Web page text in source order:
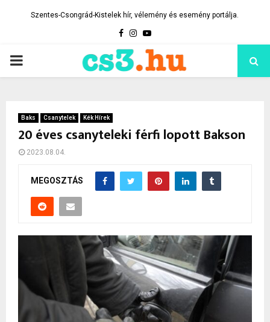
Szentes-Csongrád-Kistelek hír, vélemény és esemény portálja.
Facebook
Instagram
Youtube
PRIMARY
Baks Csanytelek Kék Hírek
20 éves csanyteleki férfi lopott Bakson
2023.08.04.
MEGOSZTÁS